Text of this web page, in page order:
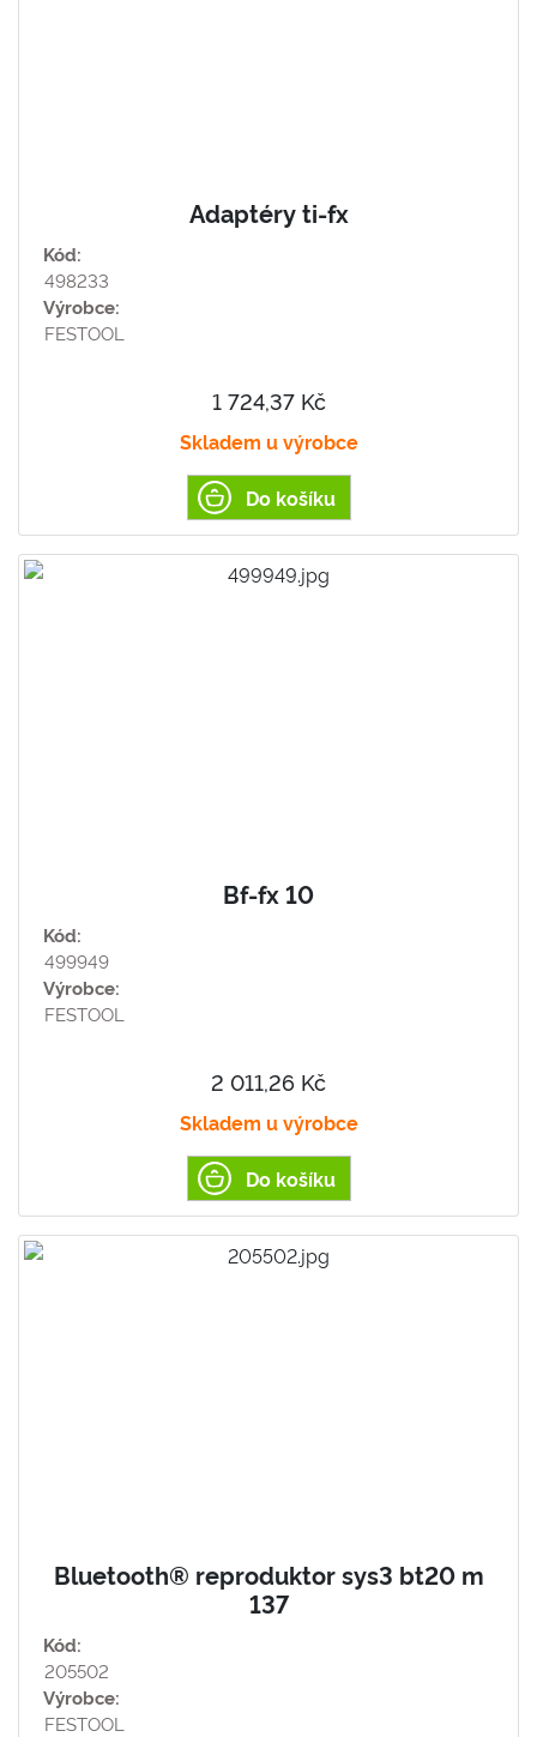
Adaptéry ti-fx
Kód:
498233
Výrobce:
FESTOOL
1 724,37 Kč
Skladem u výrobce
Do košíku
Bf-fx 10
Kód:
499949
Výrobce:
FESTOOL
2 011,26 Kč
Skladem u výrobce
Do košíku
Bluetooth® reproduktor sys3 bt20 m
137
Kód:
205502
Výrobce:
FESTOOL